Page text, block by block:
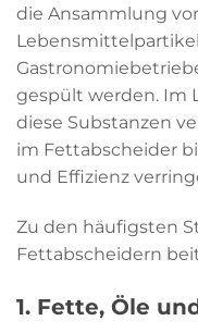
die Ansammlung
gespült werden. Im
diese Substanzen
im Fettabscheider
und Effizienz
Zu den häufigsten
Fettabscheidern
1. Fette, Öle